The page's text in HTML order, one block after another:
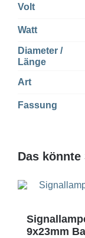
Volt
Watt
Diameter /
Länge
Art
Fassung
Das
9x23mm